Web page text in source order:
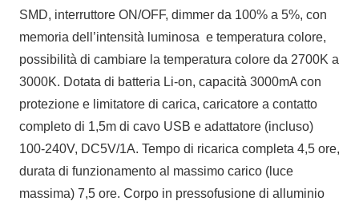
SMD, interruttore ON/OFF, dimmer da 100% a 5%, con
memoria dell’intensità luminosa e temperatura colore,
possibilità di cambiare la temperatura colore da 2700K a
3000K. Dotata di batteria Li-on, capacità 3000mA con
protezione e limitatore di carica, caricatore a contatto
completo di 1,5m di cavo USB e adattatore (incluso)
100-240V, DC5V/1A. Tempo di ricarica completa 4,5 ore,
durata di funzionamento al massimo carico (luce
massima) 7,5 ore. Corpo in pressofusione di alluminio